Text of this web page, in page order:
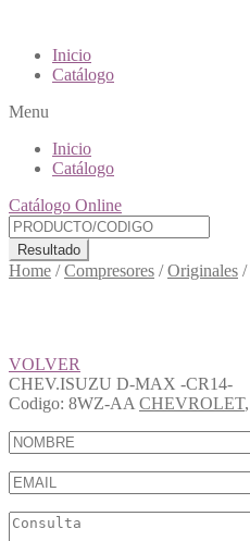
Inicio
Catálogo
Menu
Inicio
Catálogo
Catálogo Online
Resultado
Home /Compresores /Originales /
VOLVER
CHEV.ISUZU D-MAX -CR14-
Codigo: 8WZ-AA CHEVROLET,